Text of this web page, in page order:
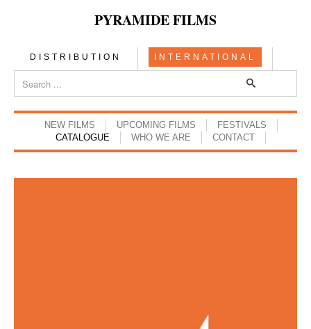
PYRAMIDE FILMS
DISTRIBUTION INTERNATIONAL
NEW FILMS UPCOMING FILMS
FESTIVALS
CATALOGUE
WHO WE ARE CONTACT